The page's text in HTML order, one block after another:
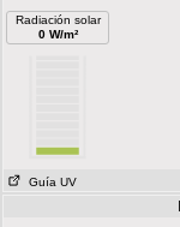
Radiación solar
0 W/m²
Guía UV